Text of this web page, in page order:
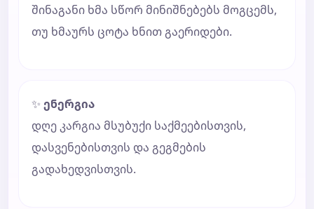
შინაგანი ხმა სწორ მინიშნებებს მოგცემს,
თუ ხმაურს ცოტა ხნით გაერიდები.
✨ ენერგია
დღე კარგია მსუბუქი საქმეებისთვის,
დასვენებისთვის და გეგმების
გადახედვისთვის.